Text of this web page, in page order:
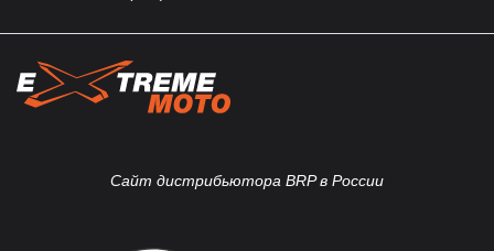
Сайт дистрибьютора BRP в России